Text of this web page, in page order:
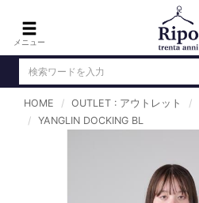
メニュー
ログイン （新規会員登録
HOME OUTLET : アウトレット
YANGLIN DOCKING BL